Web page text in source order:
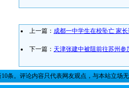
上一篇： 成都一中学生在校坠亡 家
下一篇： 天津张建中被阻前往苏州参
10条。评论内容只代表网友观点，与本站立场